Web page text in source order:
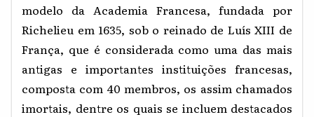
modelo da Academia Francesa, fundada por
Richelieu em 1635, sob o reinado de Luís XIII de
França, que é considerada como uma das mais
antigas e importantes instituições francesas,
composta com 40 membros, os assim chamados
imortais, dentre os quais se incluem destacados